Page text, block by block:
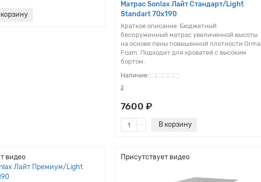
Матрас Sonlax Лайт Стандарт/Light
Standart 70x190
Краткое описание: Бюджетный
беспружинный матрас увеличенной высоты
на основе пены повышенной плотности Orma
Foam. Подходит для кроватей с высоким
бортом.
2
7600 ₽
В корзину
видео Присутствует видео